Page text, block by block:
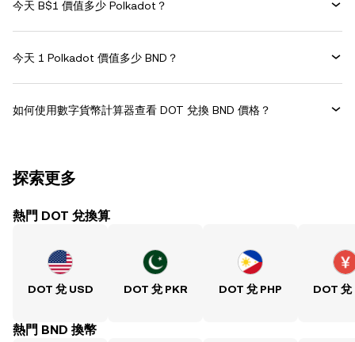
今天 B$1 價值多少 Polkadot？
今天 1 Polkadot 價值多少 BND？
如何使用數字貨幣計算器查看 DOT 兌換 BND 價格？
探索更多
熱門 DOT 兌換算
DOT 兌 USD DOT 兌 PKR DOT 兌 PHP DOT 兌
熱門 BND 換幣